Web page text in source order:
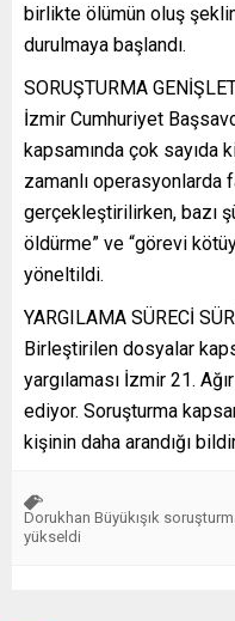
birlikte ölümün oluş
durulmaya başlandı.
SORUŞTURMA
İzmir Cumhuriyet
kapsamında çok sayıda
zamanlı operasyonlarda
gerçekleştirilirken, bazı
öldürme” ve “görevi
yöneltildi.
YARGILAMA SÜRECİ
Birleştirilen dosyalar
yargılaması İzmir 21.
ediyor. Soruşturma
kişinin daha arandığı
Dorukhan Büyükışık
yükseldi